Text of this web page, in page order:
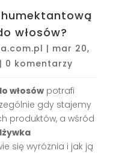
włosów?
| mar 20,
| 0 komentarzy
włosów potrafi
gdy stajemy
produktów, a wśród
się wyróżnia i jak ją